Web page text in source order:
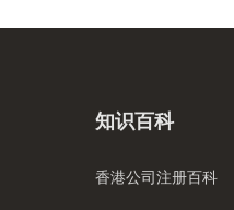
知识百科
香港公司注册百科